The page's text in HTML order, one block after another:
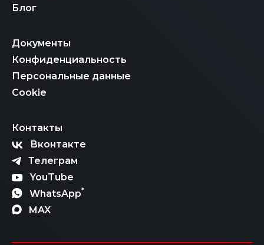
Блог
Документы
Конфиденциальность
Персональные данные
Cookie
Контакты
Вконтакте
Телеграм
YouTube
WhatsApp*
MAX